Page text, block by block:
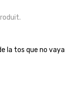
la tos que no vaya